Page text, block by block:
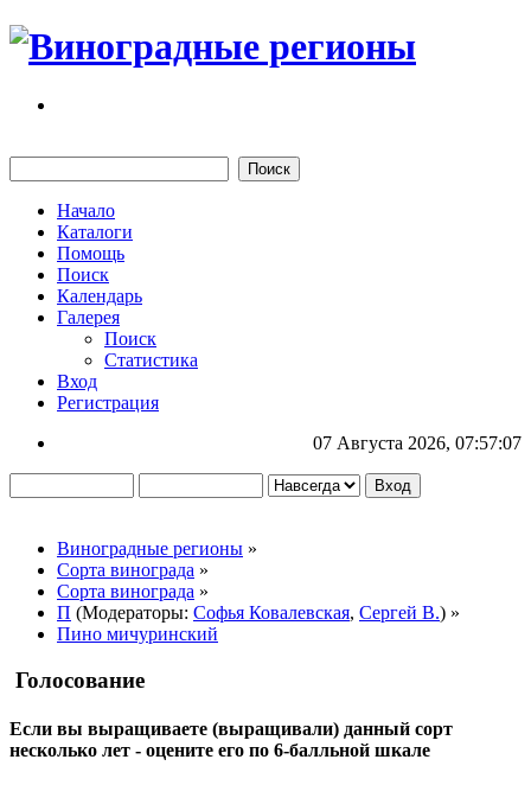
Начало
Каталоги
Помощь
Поиск
Календарь
Галерея
Поиск
Статистика
Вход
Регистрация
07 Августа 2026, 07:57:07
Виноградные регионы »
Сорта винограда »
Сорта винограда »
П (Модераторы: Софья Ковалевская, Сергей В.) »
Пино мичуринский
Голосование
Если вы выращиваете (выращивали) данный сорт
несколько лет - оцените его по 6-балльной шкале